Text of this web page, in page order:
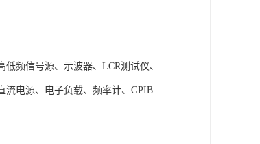
频信号源、示波器、LCR测试仪、
流电源、电子负载、频率计、GPIB